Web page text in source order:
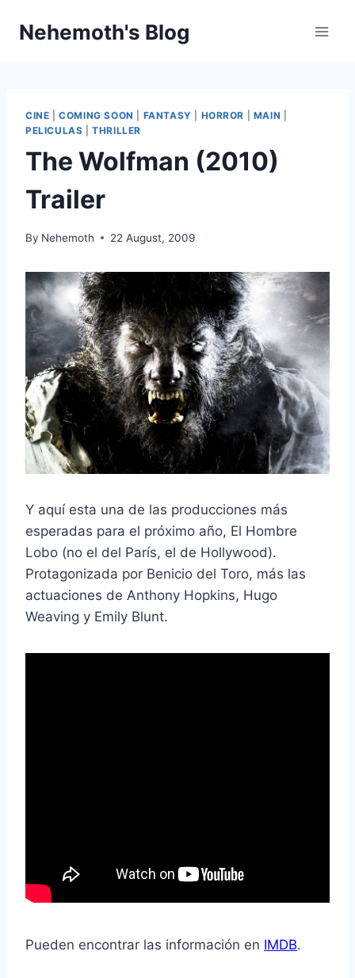
Nehemoth's Blog
CINE |COMING SOON FANTASY HORROR MAIN
PELICULAS |THRILLER
The Wolfman (2010)
Trailer
By Nehemoth 22 August, 2009
Y aquí esta una de las producciones más
esperadas para el próximo año, El Hombre
Lobo (no el del París, el de Hollywood).
Protagonizada por Benicio del Toro, más las
actuaciones de Anthony Hopkins, Hugo
Weaving y Emily Blunt.
Pueden encontrar las información en IMDB.